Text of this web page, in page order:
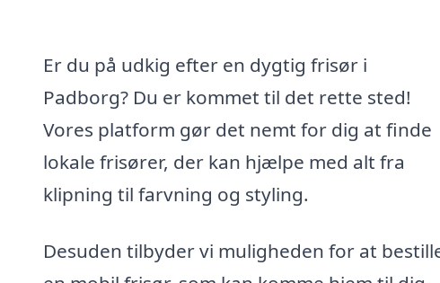
Er du på udkig efter en dygtig frisør i
Padborg? Du er kommet til det rette sted!
Vores platform gør det nemt for dig at finde
lokale frisører, der kan hjælpe med alt fra
klipning til farvning og styling.
Desuden tilbyder vi muligheden for at